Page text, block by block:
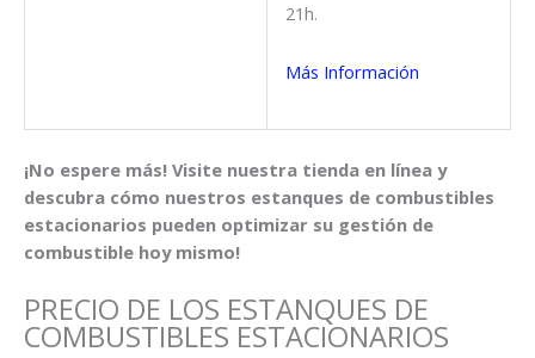
21h.
Más Información
¡No espere más! Visite nuestra tienda en línea y
descubra cómo nuestros estanques de combustibles
estacionarios pueden optimizar su gestión de
combustible hoy mismo!
PRECIO DE LOS ESTANQUES DE
COMBUSTIBLES ESTACIONARIOS